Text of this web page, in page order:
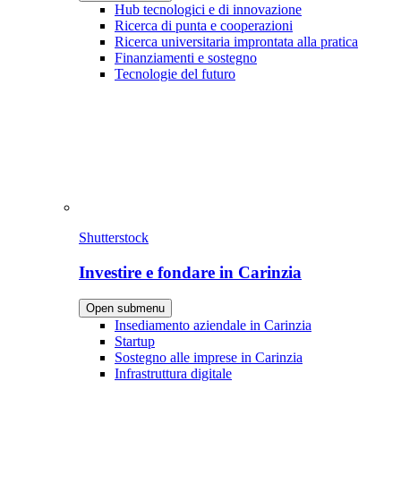
Hub tecnologici e di innovazione
Ricerca di punta e cooperazioni
Ricerca universitaria improntata alla pratica
Finanziamenti e sostegno
Tecnologie del futuro
Shutterstock
Investire e fondare in Carinzia
Open submenu
Insediamento aziendale in Carinzia
Startup
Sostegno alle imprese in Carinzia
Infrastruttura digitale